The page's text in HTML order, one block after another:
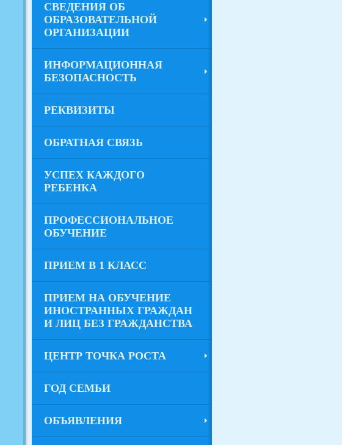
СВЕДЕНИЯ ОБ
ОБРАЗОВАТЕЛЬНОЙ
ОРГАНИЗАЦИИ
ИНФОРМАЦИОННАЯ
БЕЗОПАСНОСТЬ
РЕКВИЗИТЫ
ОБРАТНАЯ СВЯЗЬ
УСПЕХ КАЖДОГО
РЕБЕНКА
ПРОФЕССИОНАЛЬНОЕ
ОБУЧЕНИЕ
ПРИЕМ В 1 КЛАСС
ПРИЕМ НА ОБУЧЕНИЕ
ИНОСТРАННЫХ ГРАЖДАН
И ЛИЦ БЕЗ ГРАЖДАНСТВА
ЦЕНТР ТОЧКА РОСТА
ГОД СЕМЬИ
ОБЪЯВЛЕНИЯ